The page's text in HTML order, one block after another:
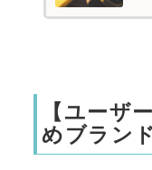
【ユーザ
めブラン